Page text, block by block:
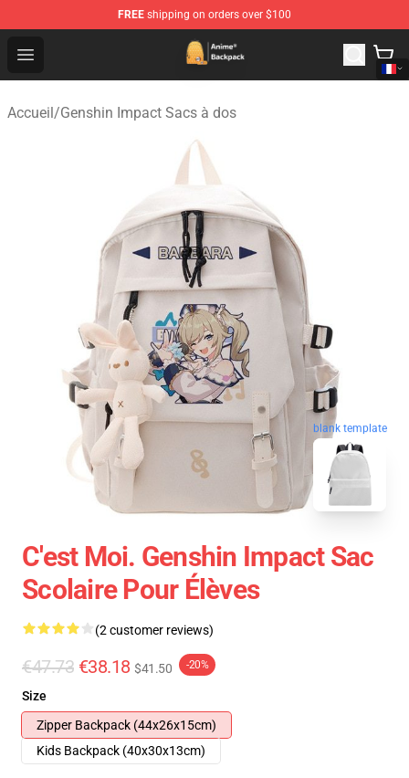
FREE shipping on orders over $100
Open menu
Anime Backpack Shop - Official Anime Backpack Store
Accueil/Genshin Impact Sacs à dos
blank template
C'est Moi. Genshin Impact Sac
Scolaire Pour Élèves
(2 customer reviews)
€47.73 €38.18 $41.50 -20%
Size
Zipper Backpack (44x26x15cm)
Kids Backpack (40x30x13cm)